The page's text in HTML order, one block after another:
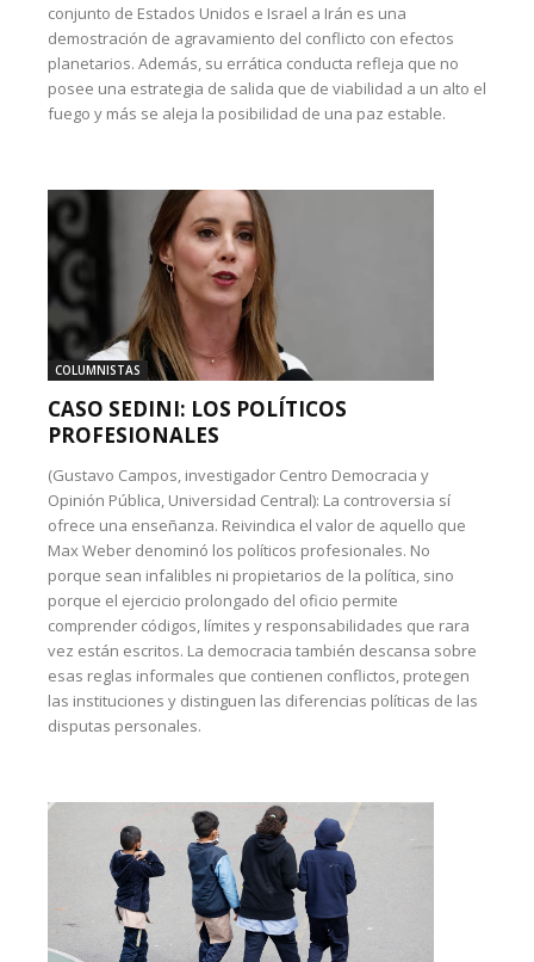
conjunto de Estados Unidos e Israel a Irán es una
demostración de agravamiento del conflicto con efectos
planetarios. Además, su errática conducta refleja que no
posee una estrategia de salida que de viabilidad a un alto el
fuego y más se aleja la posibilidad de una paz estable.
COLUMNISTAS
CASO SEDINI: LOS POLÍTICOS
PROFESIONALES
(Gustavo Campos, investigador Centro Democracia y
Opinión Pública, Universidad Central): La controversia sí
ofrece una enseñanza. Reivindica el valor de aquello que
Max Weber denominó los políticos profesionales. No
porque sean infalibles ni propietarios de la política, sino
porque el ejercicio prolongado del oficio permite
comprender códigos, límites y responsabilidades que rara
vez están escritos. La democracia también descansa sobre
esas reglas informales que contienen conflictos, protegen
las instituciones y distinguen las diferencias políticas de las
disputas personales.